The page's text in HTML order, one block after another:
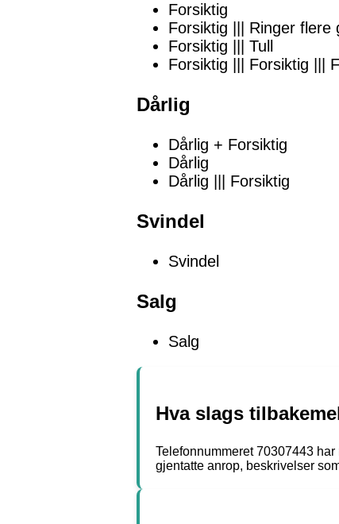
Forsiktig
Forsiktig ||| Ringer flere
Forsiktig ||| Tull
Forsiktig ||| Forsiktig |||
Dårlig
Dårlig + Forsiktig
Dårlig
Dårlig ||| Forsiktig
Svindel
Svindel
Salg
Salg
Hva slags
Telefonnummeret 70307443
gjentatte anrop, beskrivelser